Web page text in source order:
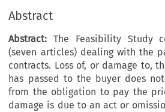
Abstract
Abstract: The Feasibility Study
(seven articles) dealing with the
contracts. Loss of, or damage to,
has passed to the buyer does
from the obligation to pay the
damage is due to an act or